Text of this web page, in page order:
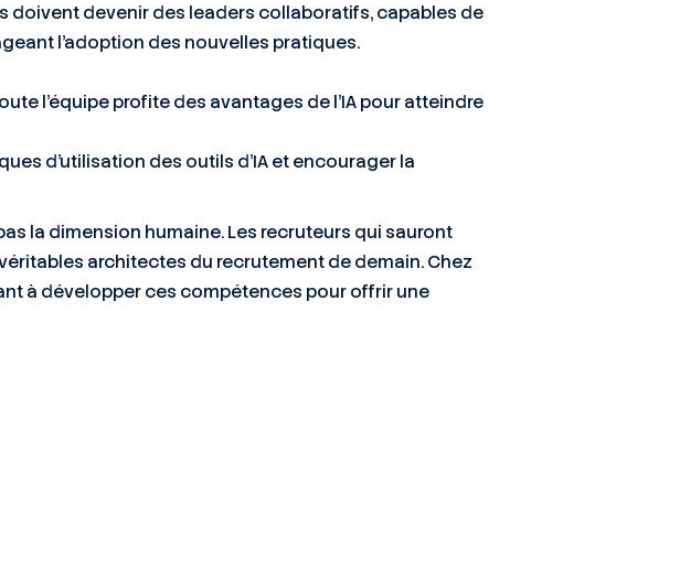
doivent devenir des leaders collaboratifs, capables de
l’adoption des nouvelles pratiques.
l’équipe profite des avantages de l’IA pour atteindre
d’utilisation des outils d’IA et encourager la
la dimension humaine. Les recruteurs qui sauront
architectes du recrutement de demain. Chez
à développer ces compétences pour offrir une